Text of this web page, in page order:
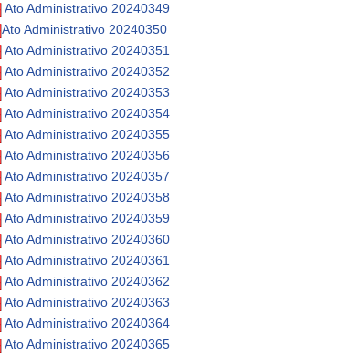
Ato Administrativo 20240349
Ato Administrativo 20240350
Ato Administrativo 20240351
Ato Administrativo 20240352
Ato Administrativo 20240353
Ato Administrativo 20240354
Ato Administrativo 20240355
Ato Administrativo 20240356
Ato Administrativo 20240357
Ato Administrativo 20240358
Ato Administrativo 20240359
Ato Administrativo 20240360
Ato Administrativo 20240361
Ato Administrativo 20240362
Ato Administrativo 20240363
Ato Administrativo 20240364
Ato Administrativo 20240365